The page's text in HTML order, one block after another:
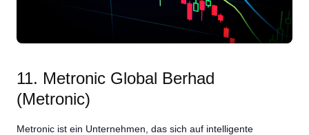
11. Metronic Global Berhad
(Metronic)
Metronic ist ein Unternehmen, das sich auf intelligente